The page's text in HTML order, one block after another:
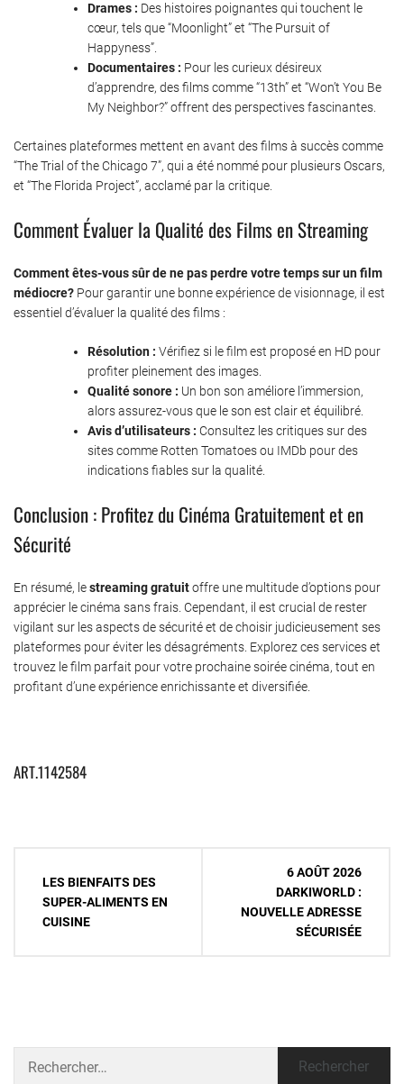
Drames : Des histoires poignantes qui touchent le
cœur, tels que “Moonlight” et “The Pursuit of
Happyness”.
Documentaires : Pour les curieux désireux
d’apprendre, des films comme “13th” et “Won’t You Be
My Neighbor?” offrent des perspectives fascinantes.
Certaines plateformes mettent en avant des films à succès comme
“The Trial of the Chicago 7”, qui a été nommé pour plusieurs Oscars,
et “The Florida Project”, acclamé par la critique.
Comment Évaluer la Qualité des Films en Streaming
Comment êtes-vous sûr de ne pas perdre votre temps sur un film
médiocre? Pour garantir une bonne expérience de visionnage, il est
essentiel d’évaluer la qualité des films :
Résolution : Vérifiez si le film est proposé en HD pour
profiter pleinement des images.
Qualité sonore : Un bon son améliore l’immersion,
alors assurez-vous que le son est clair et équilibré.
Avis d’utilisateurs : Consultez les critiques sur des
sites comme Rotten Tomatoes ou IMDb pour des
indications fiables sur la qualité.
Conclusion : Profitez du Cinéma Gratuitement et en
Sécurité
En résumé, lestreaming gratuitoffre une multitude d’options pour
apprécier le cinéma sans frais. Cependant, il est crucial de rester
vigilant sur les aspects de sécurité et de choisir judicieusement ses
plateformes pour éviter les désagréments. Explorez ces services et
trouvez le film parfait pour votre prochaine soirée cinéma, tout en
profitant d’une expérience enrichissante et diversifiée.
ART.1142584
l’article
LES BIENFAITS DES
SUPER-ALIMENTS EN
CUISINE
6 AOÛT 2026
DARKIWORLD :
NOUVELLE ADRESSE
SÉCURISÉE